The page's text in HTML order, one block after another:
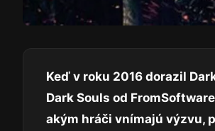
Keď v roku 2016 dorazil
Dark Souls od
akým hráči vnímajú výzvu,